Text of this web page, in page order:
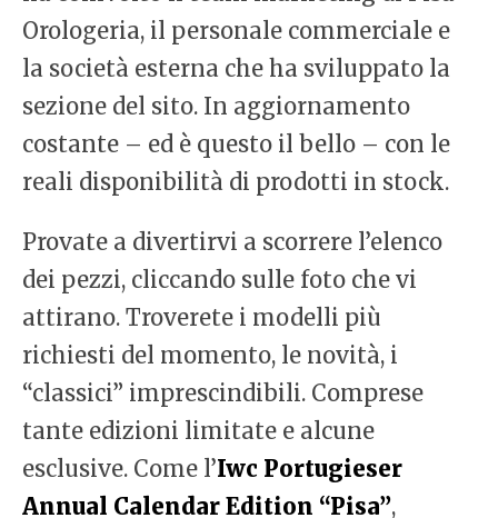
Orologeria, il personale commerciale e
la società esterna che ha sviluppato la
sezione del sito. In aggiornamento
costante – ed è questo il bello – con le
reali disponibilità di prodotti in stock.
Provate a divertirvi a scorrere l’elenco
dei pezzi, cliccando sulle foto che vi
attirano. Troverete i modelli più
richiesti del momento, le novità, i
“classici” imprescindibili. Comprese
tante edizioni limitate e alcune
esclusive. Come l’Iwc Portugieser
Annual Calendar Edition “Pisa”,